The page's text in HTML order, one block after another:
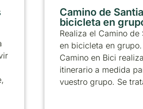
Camino de
bicicleta en
Realiza el Camino de
en bicicleta en
Camino en Bici
itinerario a medida
vuestro grupo. Se